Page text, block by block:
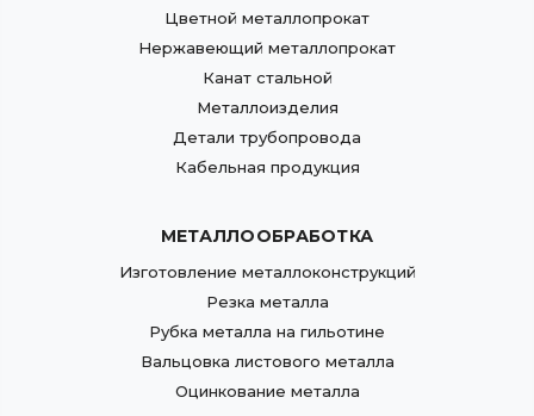
Цветной металлопрокат
Нержавеющий металлопрокат
Канат стальной
Металлоизделия
Детали трубопровода
Кабельная продукция
МЕТАЛЛООБРАБОТКА
Изготовление металлоконструкций
Резка металла
Рубка металла на гильотине
Вальцовка листового металла
Оцинкование металла